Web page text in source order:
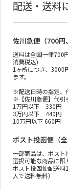
配送・送料
佐川急便（700円
送料は全国一律700
消費税込)
1ヶ所につき、3000
ます。
※配送日時の指定、
※【佐川急便】代引
1万円以下 330円
3万円以下 440円
10万円以下 660円
ポスト投函便（全
一部商品は、ポスト
選択可能な商品に限
ポスト投函便配送
入で送料無料）